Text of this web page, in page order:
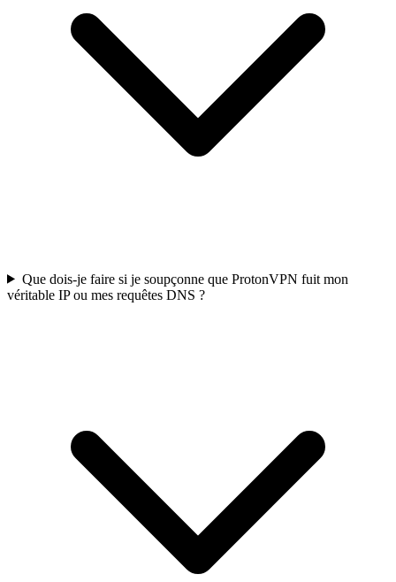
Que dois-je faire si je soupçonne que ProtonVPN fuit mon
véritable IP ou mes requêtes DNS ?